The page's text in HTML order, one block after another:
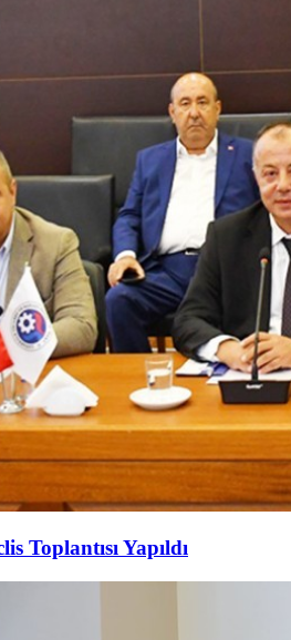
Toplantısı Yapıldı